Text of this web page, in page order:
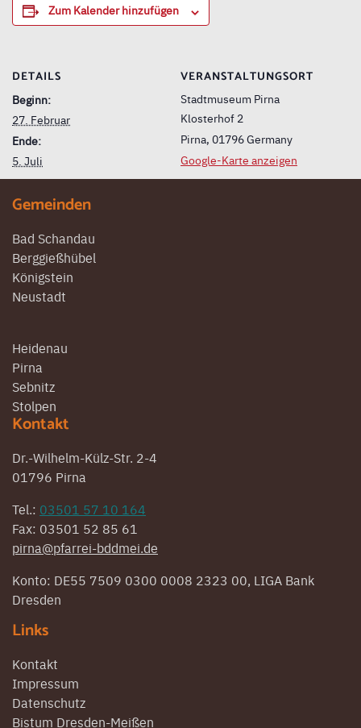
Zum Kalender hinzufügen
DETAILS
Beginn:
27. Februar
Ende:
5. Juli
VERANSTALTUNGSORT
Stadtmuseum Pirna
Klosterhof 2
Pirna, 01796Germany
Google-Karte anzeigen
Gemeinden
Bad Schandau
Berggießhübel
Königstein
Neustadt
Heidenau
Pirna
Sebnitz
Stolpen
Kontakt
Dr.-Wilhelm-Külz-Str. 2-4
01796 Pirna
Tel.: 03501 57 10 164
Fax: 03501 52 85 61
pirna@pfarrei-bddmei.de
Konto: DE55 7509 0300 0008 2323 00, LIGA Bank
Dresden
Links
Kontakt
Impressum
Datenschutz
Bistum Dresden-Meißen